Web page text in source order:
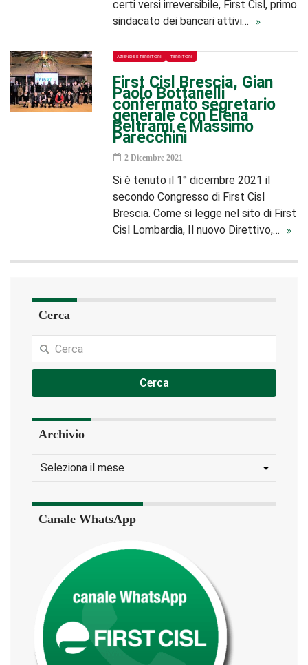
certi versi irreversibile, First Cisl, primo
sindacato dei bancari attivi…
AZIENDE E TERRITORI TERRITORI
First Cisl Brescia, Gian
Paolo Bottanelli
confermato segretario
generale con Elena
Beltrami e Massimo
Parecchini
2 Dicembre 2021
Si è tenuto il 1° dicembre 2021 il
secondo Congresso di First Cisl
Brescia. Come si legge nel sito di First
Cisl Lombardia, Il nuovo Direttivo,…
Cerca
Cerca
Archivio
Canale WhatsApp